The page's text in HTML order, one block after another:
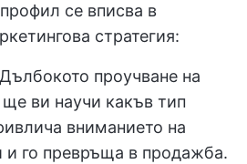
се вписва в
стратегия:
проучване на
ще ви научи какъв тип
вниманието на
и го превръща в продажба.